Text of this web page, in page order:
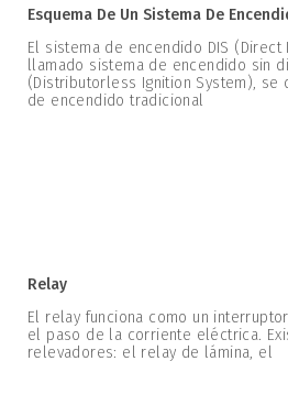
Esquema De Un Sistema De
El sistema de encendido DIS (Direct
llamado sistema de encendido sin
(Distributorless Ignition System),
de encendido tradicional
Relay
El relay funciona como un
el paso de la corriente eléctrica.
relevadores: el relay de lámina, el